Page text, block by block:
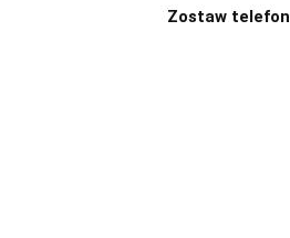
Zostaw telefon